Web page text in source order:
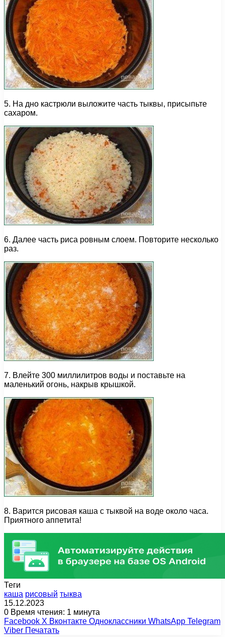
5. На дно кастрюли выложите часть тыквы, присыпьте
сахаром.
6. Далее часть риса ровным слоем. Повторите несколько
раз.
7. Влейте 300 миллилитров воды и поставьте на
маленький огонь, накрыв крышкой.
8. Варится рисовая каша с тыквой на воде около часа.
Приятного аппетита!
Теги
каша рисовый тыква
15.12.2023
0 Время чтения: 1 минута
Facebook X Вконтакте Одноклассники WhatsApp Telegram
Viber Печатать